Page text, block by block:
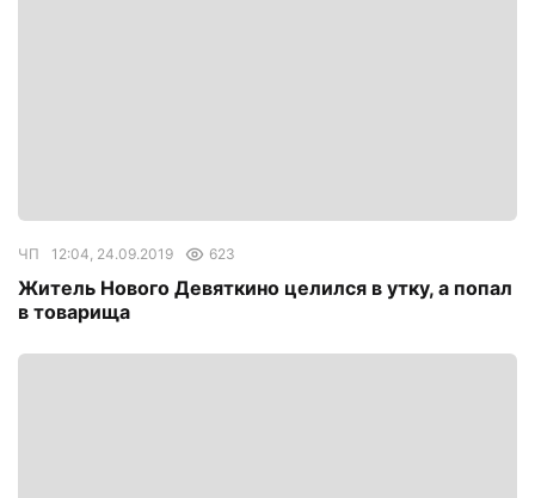
ЧП 12:04, 24.09.2019 623
Житель Нового Девяткино целился в утку, а попал
в товарища